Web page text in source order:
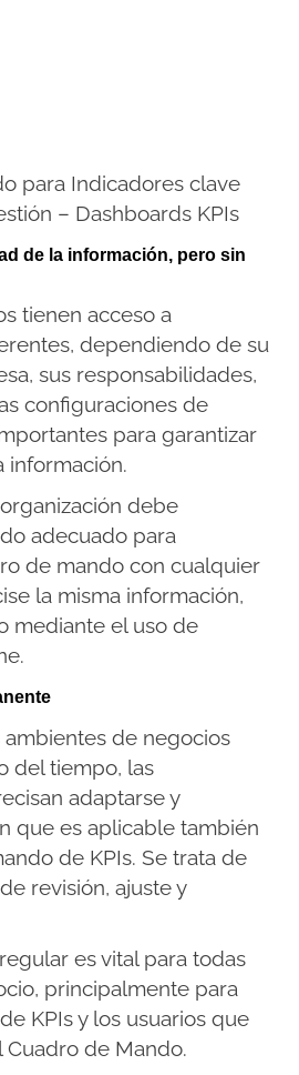
para Indicadores clave
– Dashboards KPIs
de la información, pero sin
tienen acceso a
dependiendo de su
sus responsabilidades,
configuraciones de
para garantizar
información.
debe
adecuado para
de mando con cualquier
la misma información,
mediante el uso de
de negocios
del tiempo, las
adaptarse y
que es aplicable también
de KPIs. Se trata de
revisión, ajuste y
es vital para todas
principalmente para
KPIs y los usuarios que
Cuadro de Mando.